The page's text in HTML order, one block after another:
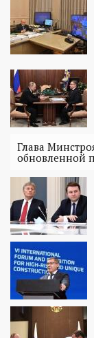
Глава
обновленной